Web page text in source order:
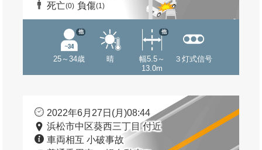
死亡(0) 負傷(1)
25～34歳
他
晴
幅5.5～
13.0m
他
３灯式信号
2022年6月27日(月)08:44
浜松市中区葵西三丁目 付近
車両相互 小破事故